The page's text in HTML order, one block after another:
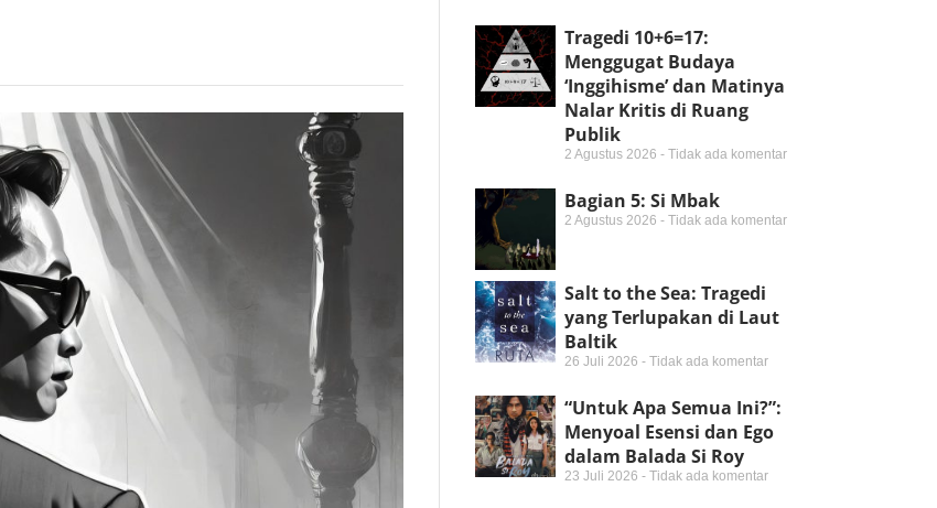
Tragedi 10+6=17:
Menggugat Budaya
‘Inggihisme’ dan Matinya
Nalar Kritis di Ruang
Publik
2 Agustus 2026 Tidak ada komentar
Bagian 5: Si Mbak
2 Agustus 2026 Tidak ada komentar
Salt to the Sea: Tragedi
yang Terlupakan di Laut
Baltik
26 Juli 2026 Tidak ada komentar
“Untuk Apa Semua Ini?”:
Menyoal Esensi dan Ego
dalam Balada Si Roy
23 Juli 2026 Tidak ada komentar